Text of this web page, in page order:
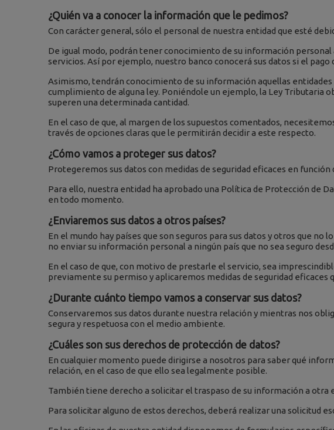
¿Quién va a conocer la información que le pedimos?
Con carácter general, sólo el personal de nuestra entidad que esté
De igual modo, podrán tener conocimiento de su información
servicios. Así por ejemplo, nuestro banco conocerá sus datos si el
Asimismo, tendrán conocimiento de su información aquellas
cumplimiento de alguna ley. Poniéndole un ejemplo, la Ley Tributaria
superen una determinada cantidad.
En el caso de que, al margen de los supuestos comentados,
través de opciones claras que le permitirán decidir a este respecto.
¿Cómo vamos a proteger sus datos?
Protegeremos sus datos con medidas de seguridad eficaces en
Para ello, nuestra entidad ha aprobado una Política de Protección de
en todo momento.
¿Enviaremos sus datos a otros países?
En el mundo hay países que son seguros para sus datos y otros que
no enviar su información personal a ningún país que no sea seguro
En el caso de que, con motivo de prestarle el servicio, sea
previamente su permiso y aplicaremos medidas de seguridad
¿Durante cuánto tiempo vamos a conservar sus datos?
Conservaremos sus datos durante nuestra relación y mientras nos
segura y respetuosa con el medio ambiente.
¿Cuáles son sus derechos de protección de datos?
En cualquier momento puede dirigirse a nosotros para saber qué
relación, en el caso de que ello sea legalmente posible.
También tiene derecho a solicitar el traspaso de su información a otra
Para solicitar alguno de estos derechos, deberá realizar una solicitud